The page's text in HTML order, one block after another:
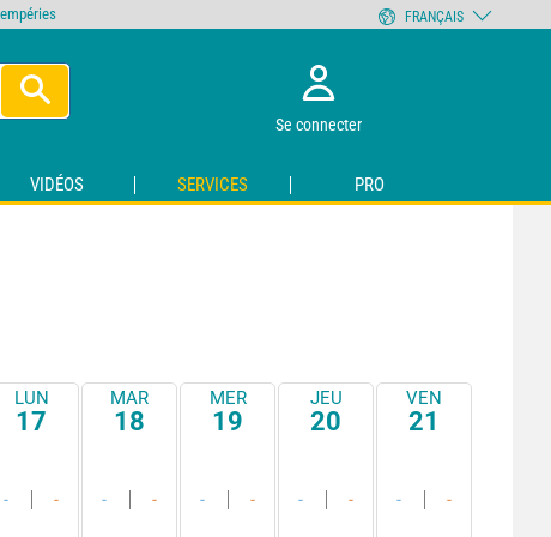
Se connecter
VIDÉOS SERVICES PRO
LUN
17
- -
MAR
18
- -
MER
19
- -
JEU
20
- -
VEN
21
- -
FRANÇAIS